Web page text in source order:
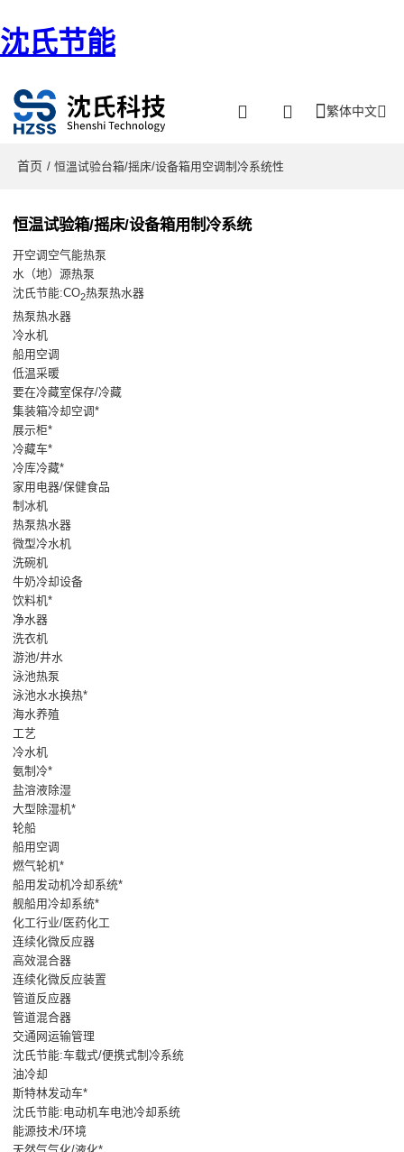
沈氏节能
繁体中文
首页 / 恒溫试验台箱/摇床/设备箱用空调制冷系统性
恒温试验箱/摇床/设备箱用制冷系统
开空调空气能热泵
水（地）源热泵
沈氏节能:CO2热泵热水器
热泵热水器
冷水机
船用空调
低温采暖
要在冷藏室保存/冷藏
集装箱冷却空调*
展示柜*
冷藏车*
冷库冷藏*
家用电器/保健食品
制冰机
热泵热水器
微型冷水机
洗碗机
牛奶冷却设备
饮料机*
净水器
洗衣机
游池/井水
泳池热泵
泳池水水换热*
海水养殖
工艺
冷水机
氨制冷*
盐溶液除湿
大型除湿机*
轮船
船用空调
燃气轮机*
船用发动机冷却系统*
舰船用冷却系统*
化工行业/医药化工
连续化微反应器
高效混合器
连续化微反应装置
管道反应器
管道混合器
交通网运输管理
沈氏节能:车载式/便携式制冷系统
油冷却
斯特林发动车*
沈氏节能:电动机车电池冷却系统
能源技术/环境